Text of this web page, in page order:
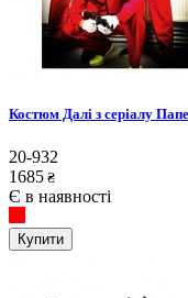
Костюм Далі з серіалу
20-932
1685 ₴
Є в наявності
Купити